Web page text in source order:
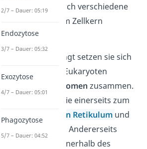
jeweils separat durch verschiedene
Kernporen aus dem Zellkern
herausbefördert.
Im Cytosol angelangt setzen sie sich
wieder zu den für Eukaryoten
80S-Ribsomen zusammen.
Danach wandern sie einerseits zum
Endoplasmatischen Retikulum und
bilden das raue ER. Andererseits
können sie auch innerhalb des
2/7 – Dauer: 05:19
Endozytose
3/7 – Dauer: 05:32
Exozytose
4/7 – Dauer: 05:01
Phagozytose
5/7 – Dauer: 04:52